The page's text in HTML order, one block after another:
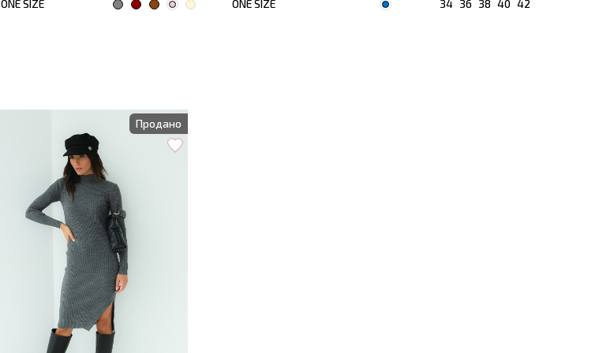
ONE SIZE 36 38 40 ONE SIZE
Продано